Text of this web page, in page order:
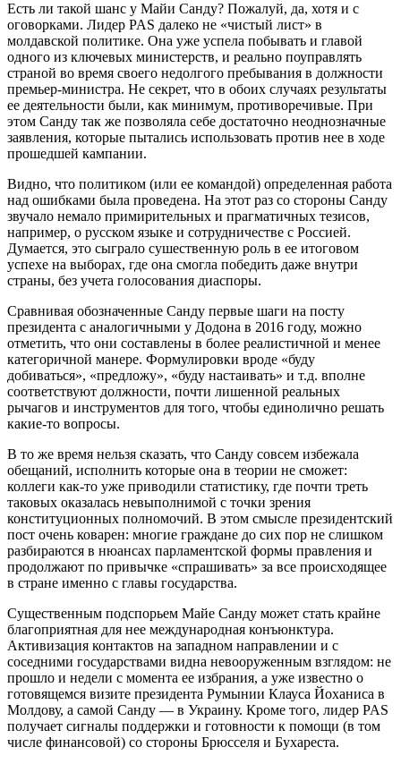
Есть ли такой шанс у Майи Санду? Пожалуй, да, хотя и с
оговорками. Лидер PAS далеко не «чистый лист» в
молдавской политике. Она уже успела побывать и главой
одного из ключевых министерств, и реально поуправлять
страной во время своего недолгого пребывания в должности
премьер-министра. Не секрет, что в обоих случаях результаты
ее деятельности были, как минимум, противоречивые. При
этом Санду так же позволяла себе достаточно неоднозначные
заявления, которые пытались использовать против нее в ходе
прошедшей кампании.
Видно, что политиком (или ее командой) определенная работа
над ошибками была проведена. На этот раз со стороны Санду
звучало немало примирительных и прагматичных тезисов,
например, о русском языке и сотрудничестве с Россией.
Думается, это сыграло сушественную роль в ее итоговом
успехе на выборах, где она смогла победить даже внутри
страны, без учета голосования диаспоры.
Сравнивая обозначенные Санду первые шаги на посту
президента с аналогичными у Додона в 2016 году, можно
отметить, что они составлены в более реалистичной и менее
категоричной манере. Формулировки вроде «буду
добиваться», «предложу», «буду настаивать» и т.д. вполне
соответствуют должности, почти лишенной реальных
рычагов и инструментов для того, чтобы единолично решать
какие-то вопросы.
В то же время нельзя сказать, что Санду совсем избежала
обещаний, исполнить которые она в теории не сможет:
коллеги как-то уже приводили статистику, где почти треть
таковых оказалась невыполнимой с точки зрения
конституционных полномочий. В этом смысле президентский
пост очень коварен: многие граждане до сих пор не слишком
разбираются в нюансах парламентской формы правления и
продолжают по привычке «спрашивать» за все происходящее
в стране именно с главы государства.
Существенным подспорьем Майе Санду может стать крайне
благоприятная для нее международная конъюнктура.
Активизация контактов на западном направлении и с
соседними государствами видна невооруженным взглядом: не
прошло и недели с момента ее избрания, а уже известно о
готовящемся визите президента Румынии Клауса Йоханиса в
Молдову, а самой Санду — в Украину. Кроме того, лидер PAS
получает сигналы поддержки и готовности к помощи (в том
числе финансовой) со стороны Брюсселя и Бухареста.